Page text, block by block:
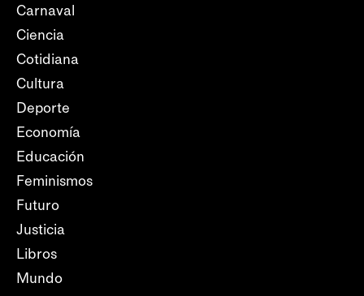
Carnaval
Ciencia
Cotidiana
Cultura
Deporte
Economía
Educación
Feminismos
Futuro
Justicia
Libros
Mundo